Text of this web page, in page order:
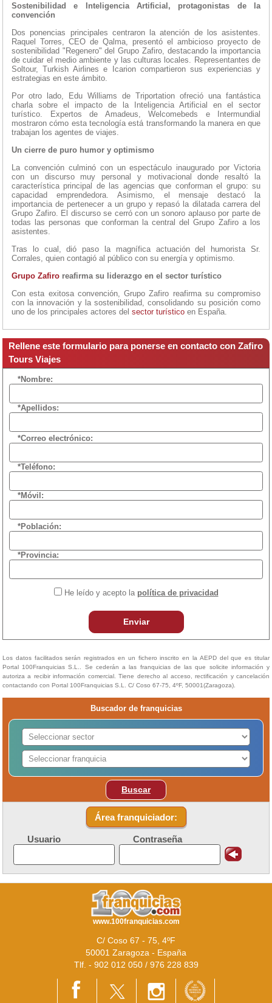
Sostenibilidad e Inteligencia Artificial, protagonistas de la
convención
Dos ponencias principales centraron la atención de los asistentes.
Raquel Torres, CEO de Qalma, presentó el ambicioso proyecto de
sostenibilidad "Regenero" del Grupo Zafiro, destacando la importancia
de cuidar el medio ambiente y las culturas locales. Representantes de
Soltour, Turkish Airlines e Icarion compartieron sus experiencias y
estrategias en este ámbito.
Por otro lado, Edu Williams de Triportation ofreció una fantástica
charla sobre el impacto de la Inteligencia Artificial en el sector
turístico. Expertos de Amadeus, Welcomebeds e Intermundial
mostraron cómo esta tecnología está transformando la manera en que
trabajan los agentes de viajes.
Un cierre de puro humor y optimismo
La convención culminó con un espectáculo inaugurado por Victoria
con un discurso muy personal y motivacional donde resaltó la
característica principal de las agencias que conforman el grupo: su
capacidad emprendedora. Asimismo, el mensaje destacó la
importancia de pertenecer a un grupo y repasó la dilatada carrera del
Grupo Zafiro. El discurso se cerró con un sonoro aplauso por parte de
todas las personas que conforman la central del Grupo Zafiro a los
asistentes.
Tras lo cual, dió paso la magnífica actuación del humorista Sr.
Corrales, quien contagió al público con su energía y optimismo.
Grupo Zafiro reafirma su liderazgo en el sector turístico
Con esta exitosa convención, Grupo Zafiro reafirma su compromiso
con la innovación y la sostenibilidad, consolidando su posición como
uno de los principales actores del sector turístico en España.
Rellene este formulario para ponerse en contacto con Zafiro
Tours Viajes
*Nombre:
*Apellidos:
*Correo electrónico:
*Teléfono:
*Móvil:
*Población:
*Provincia:
He leído y acepto la política de privacidad
Enviar
Los datos facilitados serán registrados en un fichero inscrito en la AEPD del que es titular
Portal 100Franquicias S.L.. Se cederán a las franquicias de las que solicite información y
autoriza a recibir información comercial. Tiene derecho al acceso, rectificación y cancelación
contactando con Portal 100Franquicias S.L. C/ Coso 67-75, 4ºF, 50001(Zaragoza).
Buscador de franquicias
Buscar
Área franquiciador:
Usuario Contraseña
www.100franquicias.com
C/ Coso 67 - 75, 4ºF
50001 Zaragoza - España
Tlf. - 902 012 050 / 976 228 839